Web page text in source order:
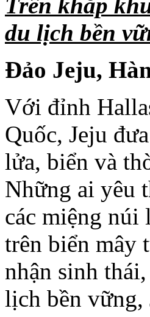
Trên khắp
du lịch bền
Đảo Jeju,
Với đỉnh
Quốc, Jeju
lửa, biển và
Những ai yêu
các miệng núi
trên biển mây
nhận sinh
lịch bền vững,